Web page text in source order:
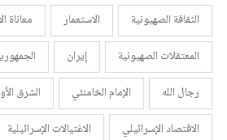
الثقافة الصهيونية
الاستعمار
معاناة
المعتقلات الصهيونية
إيران
رجال الله
الإمام الخامنئي الشرق
الاقتصاد الإسرائيلي
الاغتيالات الإسرائيلية